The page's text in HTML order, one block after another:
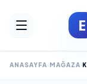
E
ANASAYFA MAĞAZA